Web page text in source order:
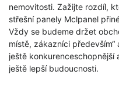
nemovitosti. Zažijte rozdíl,
střešní panely Mclpanel
Vždy se budeme držet
místě, zákazníci
ještě konkurenceschopnější
ještě lepší budoucnosti.